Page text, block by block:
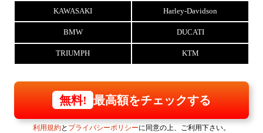
KAWASAKI Harley-Davidson
BMW DUCATI
TRIUMPH KTM
無料! 最高額をチェックする
利用規約と プライバシーポリシーに同意の上、ご利用下さい。